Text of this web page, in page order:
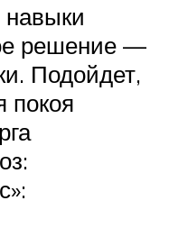
решение —
Подойдет,
покоя